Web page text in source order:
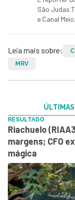
São Judas
e Canal Meio.
Leia mais sobre:
MRV
ÚLTIMAS
RESULTADO
Riachuelo
margens; CFO
mágica